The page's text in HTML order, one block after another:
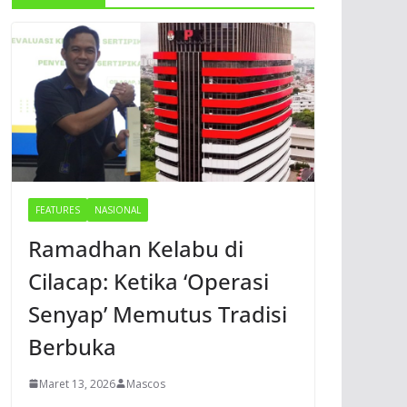
FEATURES NASIONAL
Ramadhan Kelabu di
Cilacap: Ketika ‘Operasi
Senyap’ Memutus Tradisi
Berbuka
Maret 13, 2026 Mascos